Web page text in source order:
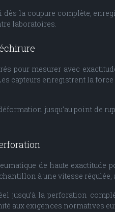
dès la coupure complète,
laboratoires.
pour mesurer avec
capteurs enregistrent la
jusqu’au point de
de haute
à une vitesse
jusqu’à la perforation
aux exigences normatives